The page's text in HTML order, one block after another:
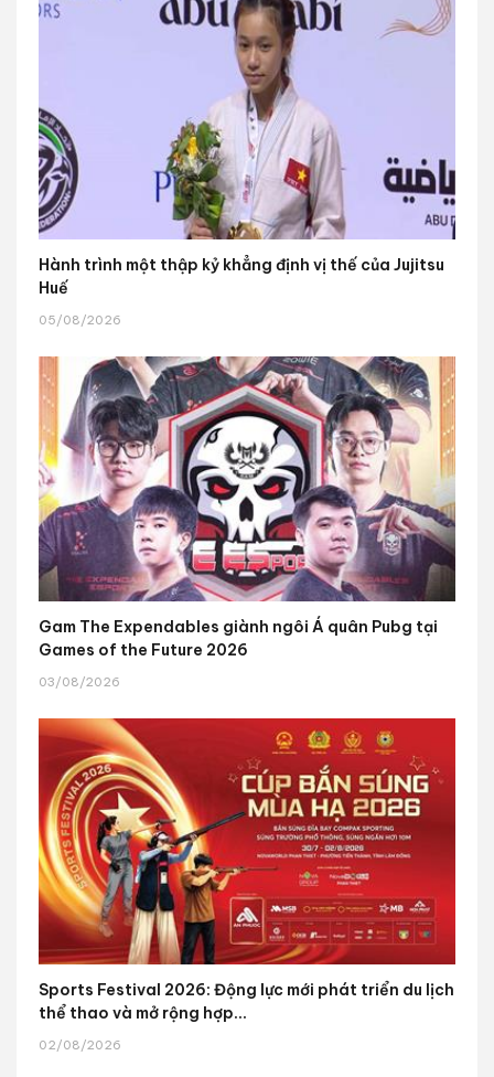
Hành trình một thập kỷ khẳng định vị thế của Jujitsu
Huế
05/08/2026
Gam The Expendables giành ngôi Á quân Pubg tại
Games of the Future 2026
03/08/2026
Sports Festival 2026: Động lực mới phát triển du lịch
thể thao và mở rộng hợp...
02/08/2026